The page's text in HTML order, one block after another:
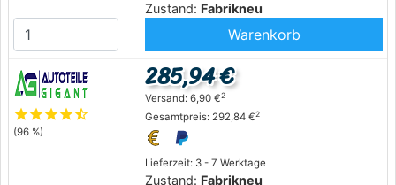
Zustand: Fabrikneu
Warenkorb
starstarstarstarstar_half
(96 %)
Lieferzeit: 3 - 7 Werktage
Zustand: Fabrikneu
285,94 €
Versand: 6,90 €2
Gesamtpreis: 292,84 €2